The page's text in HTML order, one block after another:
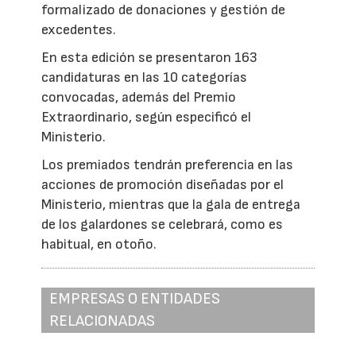
formalizado de donaciones y gestión de
excedentes.
En esta edición se presentaron 163
candidaturas en las 10 categorías
convocadas, además del Premio
Extraordinario, según especificó el
Ministerio.
Los premiados tendrán preferencia en las
acciones de promoción diseñadas por el
Ministerio, mientras que la gala de entrega
de los galardones se celebrará, como es
habitual, en otoño.
EMPRESAS O ENTIDADES
RELACIONADAS